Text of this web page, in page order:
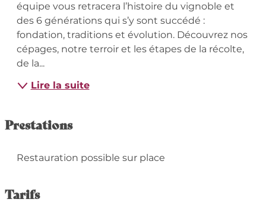
équipe vous retracera l’histoire du vignoble et
des 6 générations qui s’y sont succédé :
fondation, traditions et évolution. Découvrez nos
cépages, notre terroir et les étapes de la récolte,
de la...
Lire la suite
Prestations
Restauration possible sur place
Tarifs